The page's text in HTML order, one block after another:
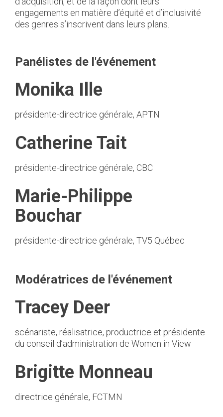
engagements en matière d’équité et d’inclusivité
des genres s’inscrivent dans leurs plans.
Panélistes de l'événement
Monika Ille
présidente-directrice générale, APTN
Catherine Tait
présidente-directrice générale, CBC
Marie-Philippe
Bouchar
présidente-directrice générale, TV5 Québec
Modératrices de l'événement
Tracey Deer
scénariste, réalisatrice, productrice et présidente
du conseil d’administration de Women in View
Brigitte Monneau
directrice générale, FCTMN